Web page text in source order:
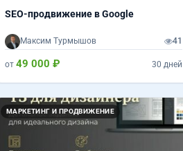
SEO-продвижение в Google
Максим Турмышов 41
от 49 000 ₽ 30 дней
МАРКЕТИНГ И ПРОДВИЖЕНИЕ